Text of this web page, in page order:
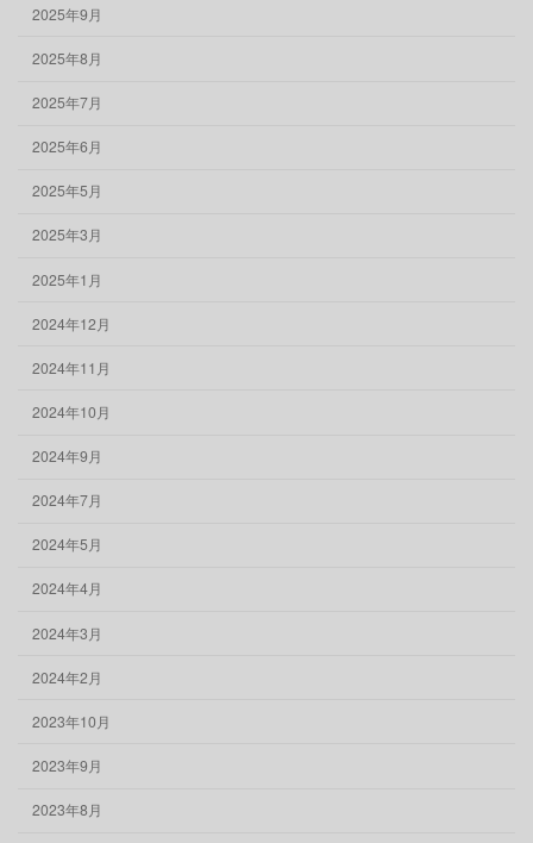
2025年9月
2025年8月
2025年7月
2025年6月
2025年5月
2025年3月
2025年1月
2024年12月
2024年11月
2024年10月
2024年9月
2024年7月
2024年5月
2024年4月
2024年3月
2024年2月
2023年10月
2023年9月
2023年8月